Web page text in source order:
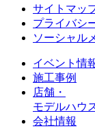
サイトマッ
プライバシ
ソーシャル
イベント情
施工事例
店舗・
モデルハウ
会社情報